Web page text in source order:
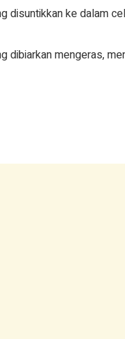
disuntikkan ke dalam
dibiarkan mengeras,